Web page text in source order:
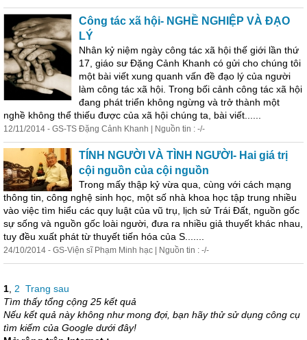
Công tác xã hội- NGHỀ NGHIỆP VÀ ĐẠO
LÝ
Nhân kỷ niệm ngày công tác xã hội thế giới lần thứ
17, giáo sư Đặng Cảnh Khanh có gửi cho chúng tôi
một bài viết xung quanh vấn đề đạo lý của người
làm công tác xã hội. Trong bối cảnh công tác xã hội
đang phát triển không ngừng và trở thành một
nghề không thể thiếu được của xã hội chúng ta, bài viết......
12/11/2014 - GS-TS Đặng Cảnh Khanh | Nguồn tin : -/-
TÍNH NGƯỜI VÀ TÌNH NGƯỜI- Hai giá trị
cội nguồn của cội nguồn
Trong mấy thập kỷ vừa qua, cùng với cách mạng
thông tin , công nghệ sinh học, một số nhà khoa học tập trung nhiều
vào việc tìm hiểu các quy luật của vũ trụ, lịch sử Trái Đất, nguồn gốc
sự sống và nguồn gốc loài người, đưa ra nhiều giả thuyết khác nhau,
tuy đều xuất phát từ thuyết tiến hóa của S.......
24/10/2014 - GS-Viện sĩ Phạm Minh hạc | Nguồn tin : -/-
1 2 Trang sau
Tìm thấy tổng cộng 25 kết quả
Nếu kết quả này không như mong đợi, bạn hãy thử sử dụng công cụ
tìm kiếm của Google dưới đây!